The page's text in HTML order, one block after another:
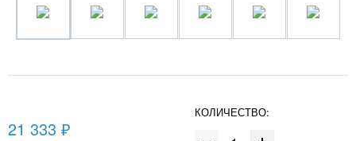
21 333 ₽
КОЛИЧЕСТВО: